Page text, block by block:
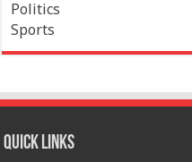
Politics
Sports
Quick Links